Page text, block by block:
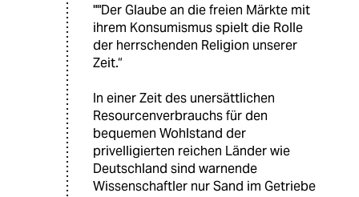
""Der Glaube an die freien Märkte mit
ihrem Konsumismus spielt die Rolle
der herrschenden Religion unserer
Zeit.“
In einer Zeit des unersättlichen
Resourcenverbrauchs für den
bequemen Wohlstand der
privelligierten reichen Länder wie
Deutschland sind warnende
Wissenschaftler nur Sand im Getriebe